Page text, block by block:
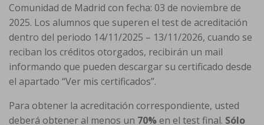
Comunidad de Madrid con fecha: 03 de noviembre de
2025. Los alumnos que superen el test de acreditación
dentro del periodo 14/11/2025 – 13/11/2026, cuando se
reciban los créditos otorgados, recibirán un mail
informando que pueden descargar su certificado desde
el apartado “Ver mis certificados”.
Para obtener la acreditación correspondiente, usted
deberá obtener al menos un 70% en el test final. Sólo